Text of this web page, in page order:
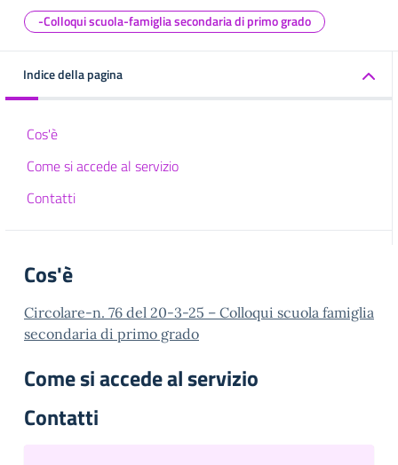
-Colloqui scuola-famiglia secondaria di primo grado
Indice della pagina
Cos'è
Come si accede al servizio
Contatti
Cos'è
Circolare-n. 76 del 20-3-25 – Colloqui scuola famiglia
secondaria di primo grado
Come si accede al servizio
Contatti